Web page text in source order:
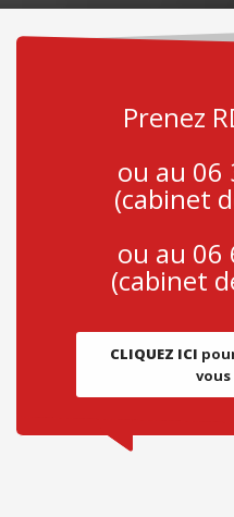
Prenez
ou au 06
(cabinet
ou au 06
(cabinet
CLIQUEZ ICI